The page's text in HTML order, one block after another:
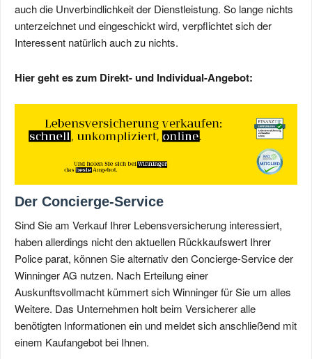
auch die Unverbindlichkeit der Dienstleistung. So lange nichts
unterzeichnet und eingeschickt wird, verpflichtet sich der
Interessent natürlich auch zu nichts.
Hier geht es zum Direkt- und Individual-Angebot:
Der Concierge-Service
Sind Sie am Verkauf Ihrer Lebensversicherung interessiert,
haben allerdings nicht den aktuellen Rückkaufswert Ihrer
Police parat, können Sie alternativ den Concierge-Service der
Winninger AG nutzen. Nach Erteilung einer
Auskunftsvollmacht kümmert sich Winninger für Sie um alles
Weitere. Das Unternehmen holt beim Versicherer alle
benötigten Informationen ein und meldet sich anschließend mit
einem Kaufangebot bei Ihnen.